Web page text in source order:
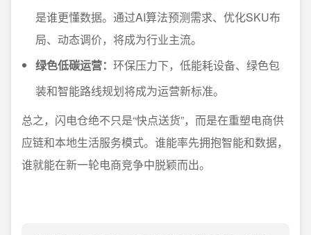
是谁更懂数据。通过AI算法预测需求、优化SKU布
局、动态调价，将成为行业主流。
绿色低碳运营： 环保压力下，低能耗设备、绿色包
装和智能路线规划将成为运营新标准。
总之，闪电仓绝不只是“快点送货”，而是在重塑电商供
应链和本地生活服务模式。谁能率先拥抱智能和数据，
谁就能在新一轮电商竞争中脱颖而出。